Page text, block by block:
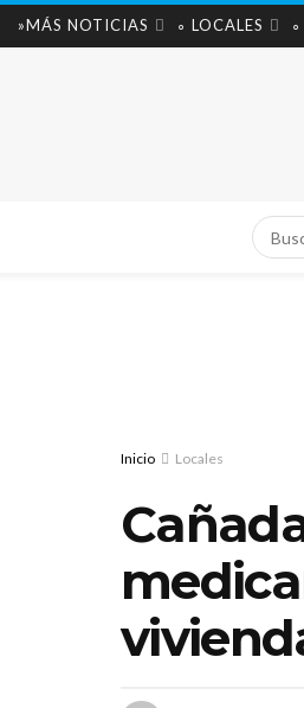
»MÁS NOTICIAS ∘ LOCALES
Inicio Locales